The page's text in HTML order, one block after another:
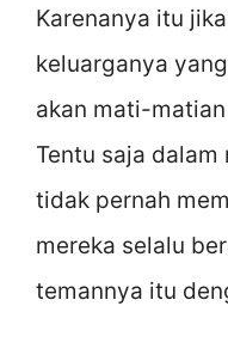
Karenanya itu
keluarganya
akan mati-
Tentu saja
tidak pernah
mereka selalu
temannya itu